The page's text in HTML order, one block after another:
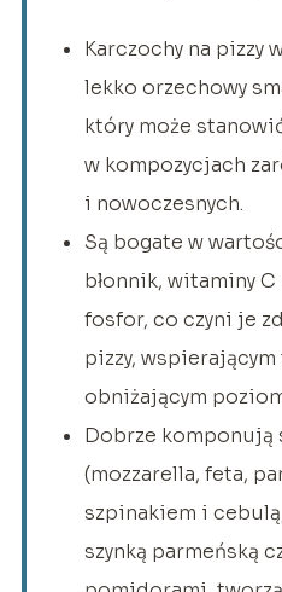
Karczochy na pizzy
lekko orzechowy
który może
w kompozycjach
i nowoczesnych.
Są bogate w
błonnik, witaminy
fosfor, co czyni je
pizzy,
obniżającym
Dobrze komponują
(mozzarella, feta,
szpinakiem i
szynką parmeńską